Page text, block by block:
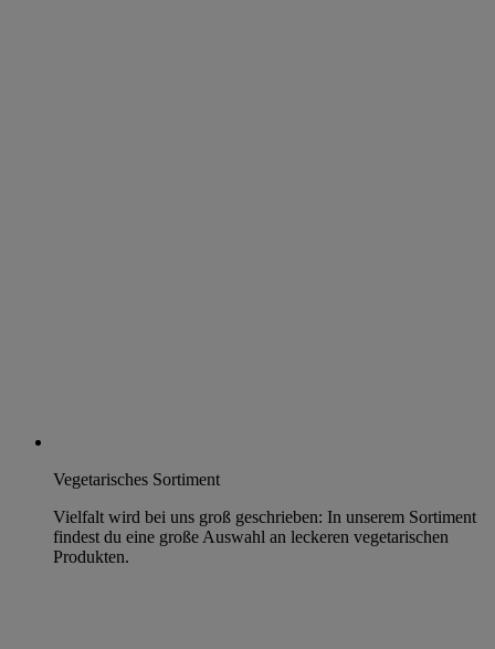
Vegetarisches Sortiment
Vielfalt wird bei uns groß geschrieben: In unserem Sortiment
findest du eine große Auswahl an leckeren vegetarischen
Produkten.